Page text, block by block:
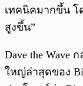
เทคนิคมากขึ้น โ
สูงขึ้น”
Dave the Wave
ใหญ่ล่าสุดของ